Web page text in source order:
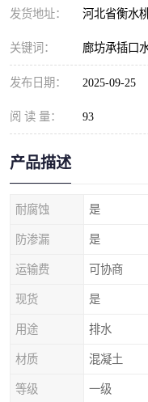
发货地址： 河北省衡水
关键词： 廊坊承插口
发布日期： 2025-09-25
阅 读 量： 93
产品描述
耐腐蚀 是
防渗漏 是
运输费 可协商
现货 是
用途 排水
材质 混凝土
等级 一级